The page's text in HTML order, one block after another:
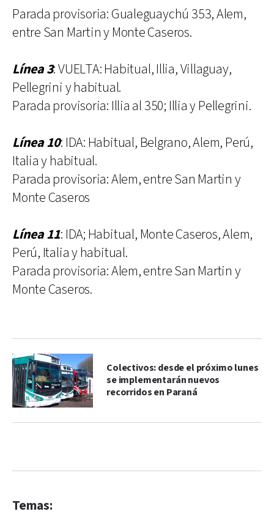
Parada provisoria: Gualeguaychú 353, Alem,
entre San Martin y Monte Caseros.
Línea 3: VUELTA: Habitual, Illia, Villaguay,
Pellegrini y habitual.
Parada provisoria: Illia al 350; Illia y Pellegrini.
Línea 10: IDA: Habitual, Belgrano, Alem, Perú,
Italia y habitual.
Parada provisoria: Alem, entre San Martin y
Monte Caseros
Línea 11: IDA; Habitual, Monte Caseros, Alem,
Perú, Italia y habitual.
Parada provisoria: Alem, entre San Martin y
Monte Caseros.
Colectivos: desde el próximo lunes
se implementarán nuevos
recorridos en Paraná
Temas: